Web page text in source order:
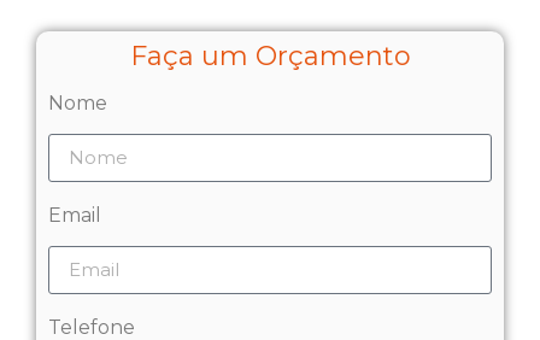
Faça um Orçamento
Nome
Email
Telefone